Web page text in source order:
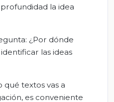
la idea
¿Por dónde
las ideas
qué textos vas a
es conveniente